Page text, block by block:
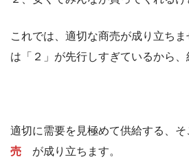
これでは、適切な商売が成り立ち
は「２」が先行しすぎているから、
適切に需要を見極めて供給する、
売 が成り立ちます。